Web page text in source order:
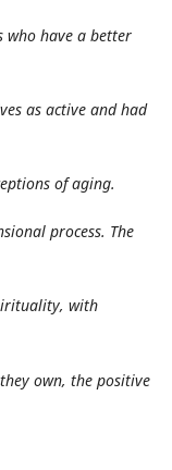
have a better
as active and had
of aging.
process. The
with
own, the positive